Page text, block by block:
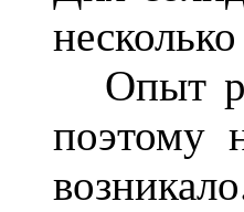
Опыт
поэтому